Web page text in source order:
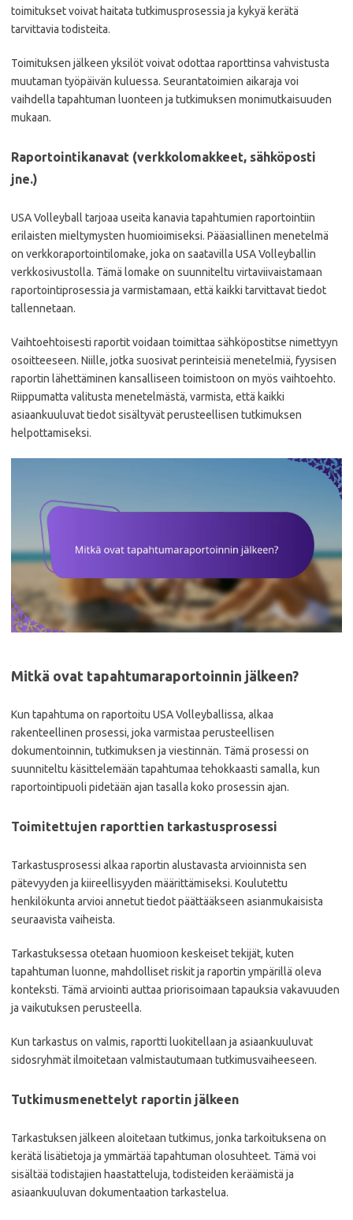
toimitukset voivat haitata tutkimusprosessia ja kykyä kerätä
tarvittavia todisteita.
Toimituksen jälkeen yksilöt voivat odottaa raporttinsa vahvistusta
muutaman työpäivän kuluessa. Seurantatoimien aikaraja voi
vaihdella tapahtuman luonteen ja tutkimuksen monimutkaisuuden
mukaan.
Raportointikanavat (verkkolomakkeet, sähköposti
jne.)
USA Volleyball tarjoaa useita kanavia tapahtumien raportointiin
erilaisten mieltymysten huomioimiseksi. Pääasiallinen menetelmä
on verkkoraportointilomake, joka on saatavilla USA Volleyballin
verkkosivustolla. Tämä lomake on suunniteltu virtaviivaistamaan
raportointiprosessia ja varmistamaan, että kaikki tarvittavat tiedot
tallennetaan.
Vaihtoehtoisesti raportit voidaan toimittaa sähköpostitse nimettyyn
osoitteeseen. Niille, jotka suosivat perinteisiä menetelmiä, fyysisen
raportin lähettäminen kansalliseen toimistoon on myös vaihtoehto.
Riippumatta valitusta menetelmästä, varmista, että kaikki
asiaankuuluvat tiedot sisältyvät perusteellisen tutkimuksen
helpottamiseksi.
Mitkä ovat tapahtumaraportoinnin jälkeen?
Kun tapahtuma on raportoitu USA Volleyballissa, alkaa
rakenteellinen prosessi, joka varmistaa perusteellisen
dokumentoinnin, tutkimuksen ja viestinnän. Tämä prosessi on
suunniteltu käsittelemään tapahtumaa tehokkaasti samalla, kun
raportointipuoli pidetään ajan tasalla koko prosessin ajan.
Toimitettujen raporttien tarkastusprosessi
Tarkastusprosessi alkaa raportin alustavasta arvioinnista sen
pätevyyden ja kiireellisyyden määrittämiseksi. Koulutettu
henkilökunta arvioi annetut tiedot päättääkseen asianmukaisista
seuraavista vaiheista.
Tarkastuksessa otetaan huomioon keskeiset tekijät, kuten
tapahtuman luonne, mahdolliset riskit ja raportin ympärillä oleva
konteksti. Tämä arviointi auttaa priorisoimaan tapauksia vakavuuden
ja vaikutuksen perusteella.
Kun tarkastus on valmis, raportti luokitellaan ja asiaankuuluvat
sidosryhmät ilmoitetaan valmistautumaan tutkimusvaiheeseen.
Tutkimusmenettelyt raportin jälkeen
Tarkastuksen jälkeen aloitetaan tutkimus, jonka tarkoituksena on
kerätä lisätietoja ja ymmärtää tapahtuman olosuhteet. Tämä voi
sisältää todistajien haastatteluja, todisteiden keräämistä ja
asiaankuuluvan dokumentaation tarkastelua.